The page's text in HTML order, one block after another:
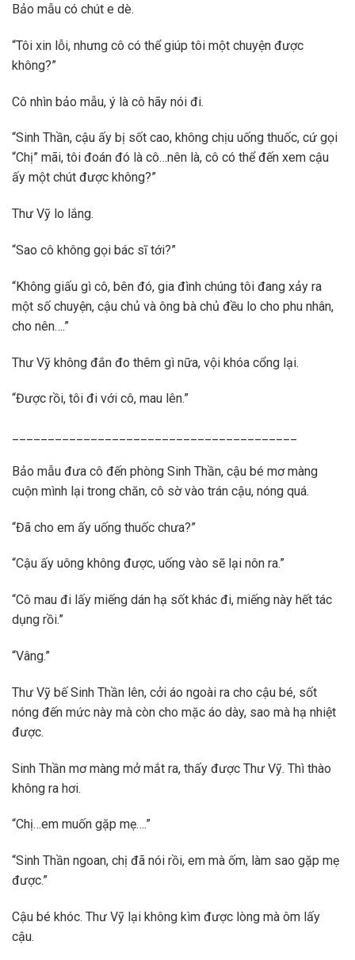
Bảo mẫu có chút e dè.
“Tôi xin lỗi, nhưng cô có thể giúp tôi một chuyện được
không?”
Cô nhìn bảo mẫu, ý là cô hãy nói đi.
“Sinh Thần, cậu ấy bị sốt cao, không chịu uống thuốc, cứ gọi
“Chị” mãi, tôi đoán đó là cô…nên là, cô có thể đến xem cậu
ấy một chút được không?”
Thư Vỹ lo lắng.
“Sao cô không gọi bác sĩ tới?”
“Không giấu gì cô, bên đó, gia đình chúng tôi đang xảy ra
một số chuyện, cậu chủ và ông bà chủ đều lo cho phu nhân,
cho nên….”
Thư Vỹ không đắn đo thêm gì nữa, vội khóa cổng lại.
“Được rồi, tôi đi với cô, mau lên.”
Bảo mẫu đưa cô đến phòng Sinh Thần, cậu bé mơ màng
cuộn mình lại trong chăn, cô sờ vào trán cậu, nóng quá.
“Đã cho em ấy uống thuốc chưa?”
“Cậu ấy uông không được, uống vào sẽ lại nôn ra.”
“Cô mau đi lấy miếng dán hạ sốt khác đi, miếng này hết tác
dụng rồi.”
“Vâng.”
Thư Vỹ bế Sinh Thần lên, cởi áo ngoài ra cho cậu bé, sốt
nóng đến mức này mà còn cho mặc áo dày, sao mà hạ nhiệt
được.
Sinh Thần mơ màng mở mắt ra, thấy được Thư Vỹ. Thì thào
không ra hơi.
“Chị…em muốn gặp mẹ….”
“Sinh Thần ngoan, chị đã nói rồi, em mà ốm, làm sao gặp mẹ
được.”
Cậu bé khóc. Thư Vỹ lại không kìm được lòng mà ôm lấy
cậu.